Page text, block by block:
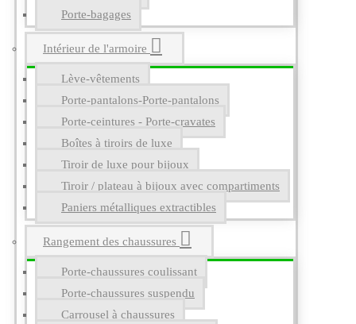
Porte-bagages
Intérieur de l'armoire
Lève-vêtements
Porte-pantalons-Porte-pantalons
Porte-ceintures - Porte-cravates
Boîtes à tiroirs de luxe
Tiroir de luxe pour bijoux
Tiroir / plateau à bijoux avec compartiments
Paniers métalliques extractibles
Rangement des chaussures
Porte-chaussures coulissant
Porte-chaussures suspendu
Carrousel à chaussures